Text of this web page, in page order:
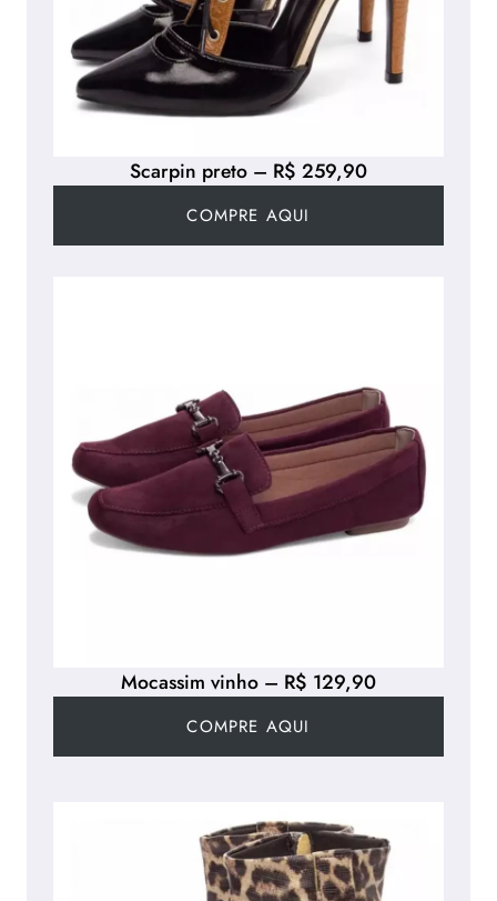
Scarpin preto – R$ 259,90
COMPRE AQUI
Mocassim vinho – R$ 129,90
COMPRE AQUI